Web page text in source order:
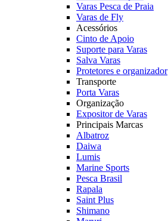
Varas Pesca de Praia
Varas de Fly
Acessórios
Cinto de Apoio
Suporte para Varas
Salva Varas
Protetores e organizador
Transporte
Porta Varas
Organização
Expositor de Varas
Principais Marcas
Albatroz
Daiwa
Lumis
Marine Sports
Pesca Brasil
Rapala
Saint Plus
Shimano